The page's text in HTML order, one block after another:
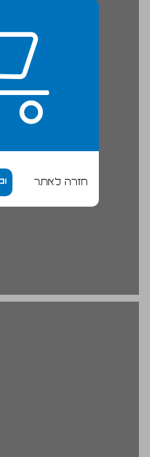
חזרה לאתר
א הירידה בחוף לבנון ... 20